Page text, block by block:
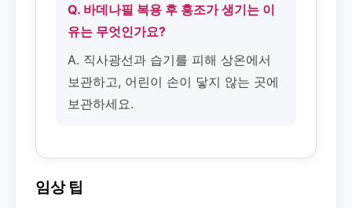
Q. 바데나필 복용 후 홍조가 생기는 이
유는 무엇인가요?
A. 직사광선과 습기를 피해 상온에서
보관하고, 어린이 손이 닿지 않는 곳에
보관하세요.
임상 팁